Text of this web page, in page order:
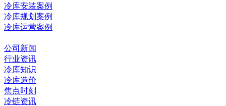
冷库安装案例
冷库规划案例
冷库运营案例
公司新闻
行业资讯
冷库知识
冷库造价
焦点时刻
冷链资讯